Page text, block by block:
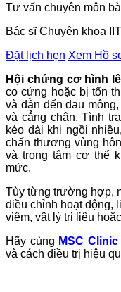
Tư vấn chuyên môn
Bác sĩ Chuyên khoa II
Đặt lịch hẹn Xem Hồ
Hội chứng cơ hình lê
co cứng hoặc bị tổn
và dẫn đến đau
và cẳng chân. Tình
kéo dài khi ngồi
chấn thương vùng
và trọng tâm cơ thể
mức.
Tùy từng trường hợp,
điều chỉnh hoạt động,
viêm, vật lý trị liệu
Hãy cùng MSC Clinic
và cách điều trị hiệu